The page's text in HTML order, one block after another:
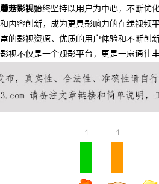
蘑菇影视始终坚持以用户为中心，不断优
内容创新，成为更具影响力的在线视频
的影视资源、优质的用户体验和不断创
视不仅是一个观影平台，更是一扇通往
1 1
的丰富宝库 在线影院的崛起与未来